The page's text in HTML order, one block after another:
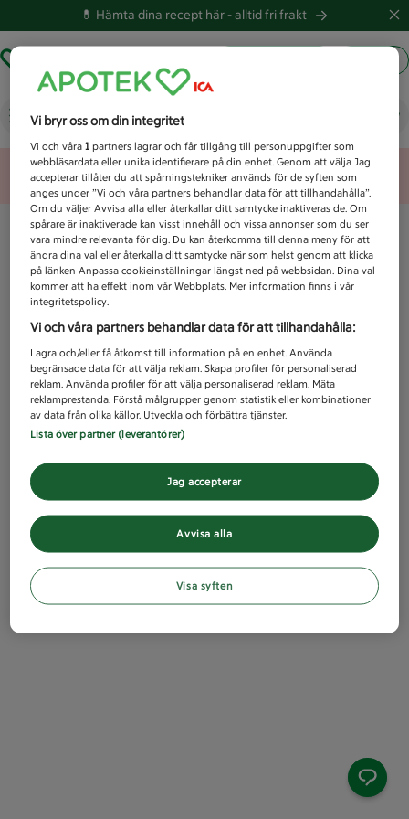
💊 Hämta dina recept här -alltid fri frakt
Vad letar du efter idag?
Unknown error
Vi bryr oss om din integritet
Vi och våra1 partners lagrar och får tillgång till personuppgifter som
webbläsardata eller unika identifierare på din enhet. Genom att välja Jag
accepterar tillåter du att spårningstekniker används för de syften som
anges under ”Vi och våra partners behandlar data för att tillhandahålla”.
Om du väljer Avvisa alla eller återkallar ditt samtycke inaktiveras de. Om
spårare är inaktiverade kan visst innehåll och vissa annonser som du ser
vara mindre relevanta för dig. Du kan återkomma till denna meny för att
ändra dina val eller återkalla ditt samtycke när som helst genom att klicka
på länken Anpassa cookieinställningar längst ned på webbsidan. Dina val
kommer att ha effekt inom vår Webbplats. Mer information finns i vår
integritetspolicy.
Vi och våra partners behandlar data för att tillhandahålla:
Lagra och/eller få åtkomst till information på en enhet. Använda
begränsade data för att välja reklam. Skapa profiler för personaliserad
reklam. Använda profiler för att välja personaliserad reklam. Mäta
reklamprestanda. Förstå målgrupper genom statistik eller kombinationer
av data från olika källor. Utveckla och förbättra tjänster.
Lista över partner (leverantörer)
Avvisa alla
Jag accepterar
Visa syften